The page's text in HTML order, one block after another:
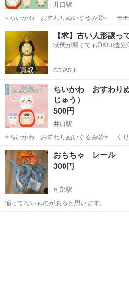
井口駅
⭐️ちいかわ おすわりぬいぐるみ②⭐️ モモンガ 3体います 被った
ので出品します カプセルあり 台紙あり 袋入り未開封 ⚠️値下げは
致しません 好きな方のみ連絡下さい
広島 広島市 井口駅 おもちゃ
【求】古い人形譲っ
状態が悪くてもOK🙆‍♀️査定
COYASH
ちいかわ おすわり
じゅう）
500円
井口駅
⭐️ちいかわ おすわりぬいぐるみ②⭐️ くりまんじゅう （カプセルな
し 台紙なし） 未開封袋入り 🩵おまけ🩵マックハッピーセット
（箱なし） ⚠️値下げは致しません 好
広島 広島市 井口駅
おもちゃ レール
300円
可部駅
揃ってないものがあると思います。